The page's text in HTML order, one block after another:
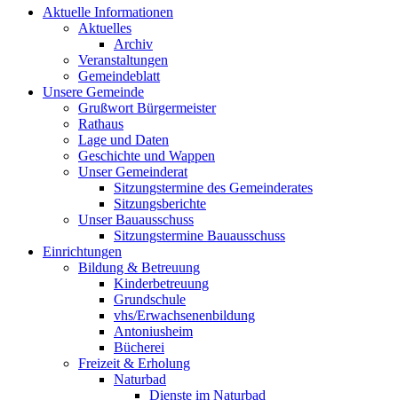
Aktuelle Informationen
Aktuelles
Archiv
Veranstaltungen
Gemeindeblatt
Unsere Gemeinde
Grußwort Bürgermeister
Rathaus
Lage und Daten
Geschichte und Wappen
Unser Gemeinderat
Sitzungstermine des Gemeinderates
Sitzungsberichte
Unser Bauausschuss
Sitzungstermine Bauausschuss
Einrichtungen
Bildung & Betreuung
Kinderbetreuung
Grundschule
vhs/Erwachsenenbildung
Antoniusheim
Bücherei
Freizeit & Erholung
Naturbad
Dienste im Naturbad